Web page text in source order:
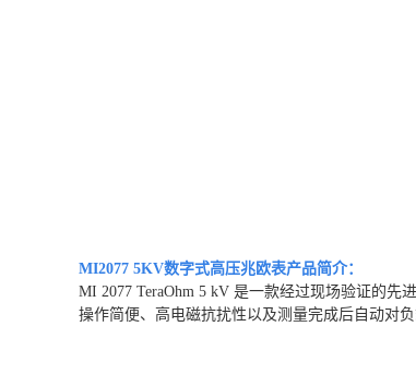
MI2077 5KV数字式高压兆欧表产品简介：
MI 2077 TeraOhm 5 kV 是一款经过现场验证的先
操作简便、高电磁抗扰性以及测量完成后自动对